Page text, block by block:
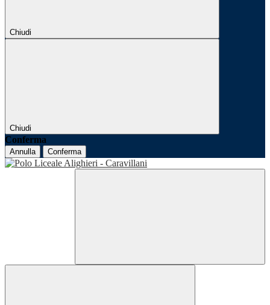
Chiudi
Chiudi
Conferma
Annulla Conferma